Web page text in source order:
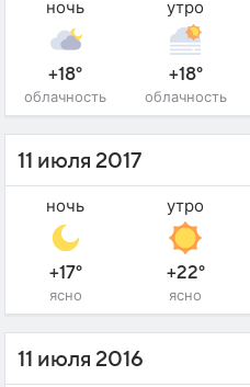
ночь
+18°
облачность
утро
+18°
облачность
11 июля 2017
ночь
+17°
ясно
утро
+22°
ясно
11 июля 2016